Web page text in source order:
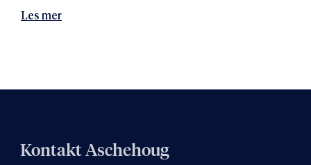
Les mer
Kontakt Aschehoug